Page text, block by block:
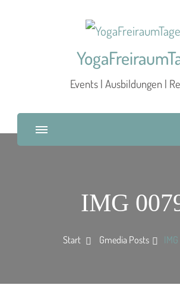
Events | Ausbildungen |
IMG
Start Gmedia Posts